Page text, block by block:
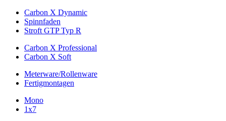
Carbon X Dynamic
Spinnfaden
Stroft GTP Typ R
Carbon X Professional
Carbon X Soft
Meterware/Rollenware
Fertigmontagen
Mono
1x7